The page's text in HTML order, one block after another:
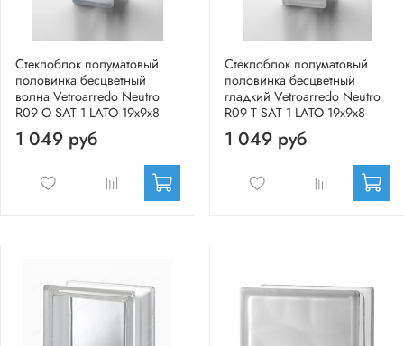
Стеклоблок полуматовый
половинка бесцветный
волна Vetroarredo Neutro
R09 O SAT 1 LATO 19x9x8
1 049 руб
Стеклоблок полуматовый
половинка бесцветный
гладкий Vetroarredo Neutro
R09 T SAT 1 LATO 19x9x8
1 049 руб